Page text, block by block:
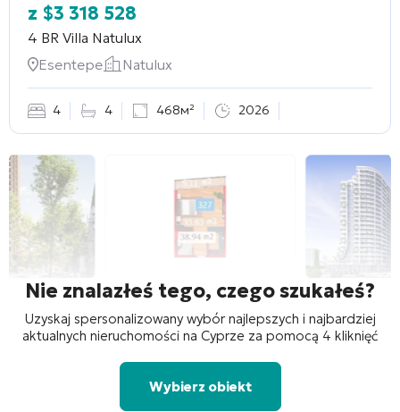
z $3 318 528
4 BR Villa Natulux
Esentepe
Natulux
4 4 468м² 2026
Nie znalazłeś tego, czego szukałeś?
Uzyskaj spersonalizowany wybór najlepszych i najbardziej
aktualnych nieruchomości na Cyprze za pomocą 4 kliknięć
Wybierz obiekt